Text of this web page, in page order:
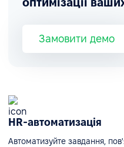
оптимізації
Замовити демо
HR-автоматизація
Автоматизуйте завдання,